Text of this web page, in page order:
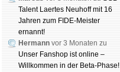
Talent Laertes Neuhoff mit 16
Jahren zum FIDE-Meister
ernannt!
Hermann vor 3 Monaten zu
Unser Fanshop ist online –
Willkommen in der Beta-Phase!